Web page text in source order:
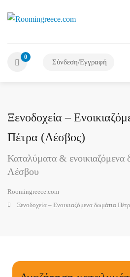
0
Σύνδεση/Εγγραφή
Ξενοδοχεία –
Πέτρα (Λέσβος)
Καταλύματα & ενοικιαζόμενα
Λέσβου
Roomingreece.com
Ξενοδοχεία – Ενοικιαζόμενα δωμάτια